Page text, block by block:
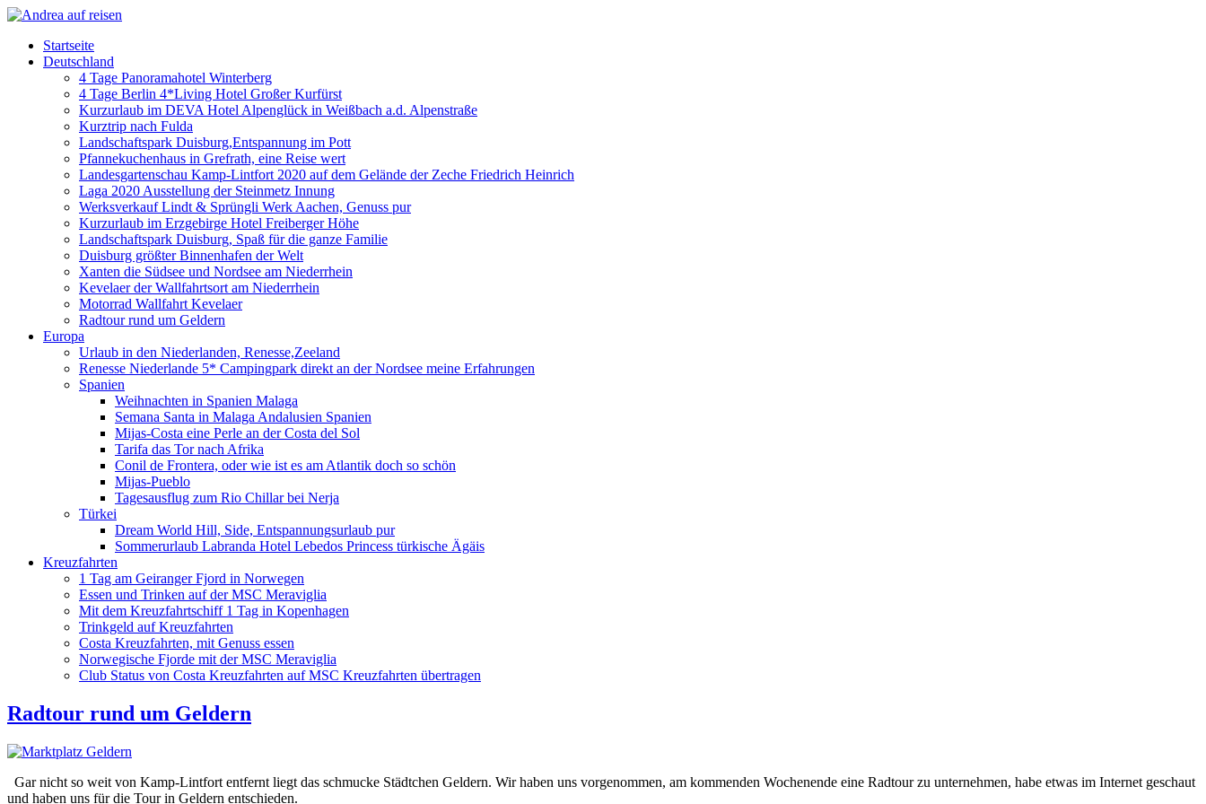
Startseite
Deutschland
4 Tage Panoramahotel Winterberg
4 Tage Berlin 4*Living Hotel Großer Kurfürst
Kurzurlaub im DEVA Hotel Alpenglück in Weißbach a.d. Alpenstraße
Kurztrip nach Fulda
Landschaftspark Duisburg,Entspannung im Pott
Pfannekuchenhaus in Grefrath, eine Reise wert
Landesgartenschau Kamp-Lintfort 2020 auf dem Gelände der Zeche Friedrich Heinrich
Laga 2020 Ausstellung der Steinmetz Innung
Werksverkauf Lindt & Sprüngli Werk Aachen, Genuss pur
Kurzurlaub im Erzgebirge Hotel Freiberger Höhe
Landschaftspark Duisburg, Spaß für die ganze Familie
Duisburg größter Binnenhafen der Welt
Xanten die Südsee und Nordsee am Niederrhein
Kevelaer der Wallfahrtsort am Niederrhein
Motorrad Wallfahrt Kevelaer
Radtour rund um Geldern
Europa
Urlaub in den Niederlanden, Renesse,Zeeland
Renesse Niederlande 5* Campingpark direkt an der Nordsee meine Erfahrungen
Spanien
Weihnachten in Spanien Malaga
Semana Santa in Malaga Andalusien Spanien
Mijas-Costa eine Perle an der Costa del Sol
Tarifa das Tor nach Afrika
Conil de Frontera, oder wie ist es am Atlantik doch so schön
Mijas-Pueblo
Tagesausflug zum Rio Chillar bei Nerja
Türkei
Dream World Hill, Side, Entspannungsurlaub pur
Sommerurlaub Labranda Hotel Lebedos Princess türkische Ägäis
Kreuzfahrten
1 Tag am Geiranger Fjord in Norwegen
Essen und Trinken auf der MSC Meraviglia
Mit dem Kreuzfahrtschiff 1 Tag in Kopenhagen
Trinkgeld auf Kreuzfahrten
Costa Kreuzfahrten, mit Genuss essen
Norwegische Fjorde mit der MSC Meraviglia
Club Status von Costa Kreuzfahrten auf MSC Kreuzfahrten übertragen
Radtour rund um Geldern
Gar nicht so weit von Kamp-Lintfort entfernt liegt das schmucke Städtchen Geldern. Wir haben uns vorgenommen, am kommenden Wochenende eine Radtour zu unternehmen, habe etwas im Internet geschaut
und haben uns für die Tour in Geldern entschieden.